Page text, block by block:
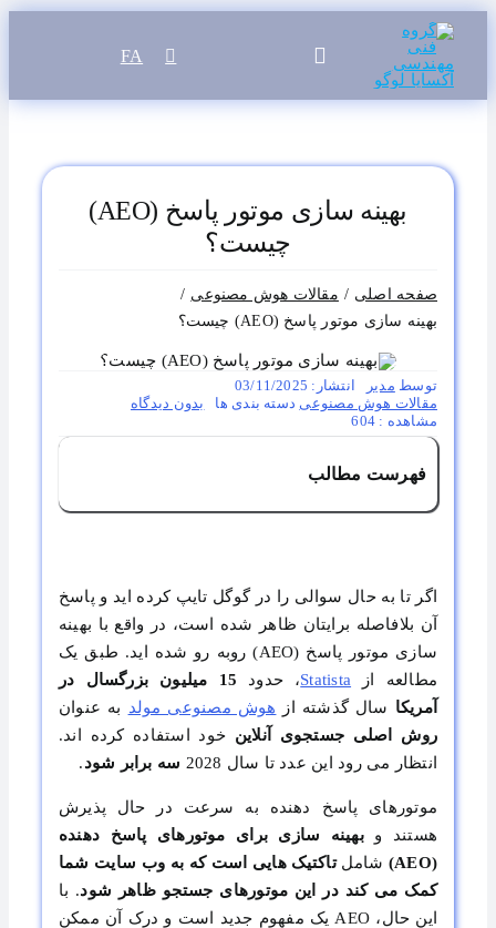
محتوا
Toggle
FA
بهینه سازی موتور پاسخ (AEO)
چیست؟
صفحه اصلی
مقالات هوش مصنوعی
بهینه سازی موتور پاسخ (AEO) چیست؟
توسط مدیر
انتشار: 03/11/2025
مقالات هوش مصنوعی دسته بندی ها بدون ديدگاه
سازی
چیست؟
مشاهده : 604
فهرست مطالب
اگر تا به حال سوالی را در گوگل تایپ کرده اید و پاسخ
آن بلافاصله برایتان ظاهر شده است، در واقع با بهینه
سازی موتور پاسخ (AEO) روبه رو شده اید. طبق یک
مطالعه از Statista، حدود
15 میلیون بزرگسال در
آمریکا سال گذشته از هوش مصنوعی مولد به عنوان
روش اصلی جستجوی آنلاین خود استفاده کرده اند.
انتظار می رود این عدد تا سال 2028
سه برابر شود.
موتورهای پاسخ دهنده به سرعت در حال پذیرش
هستند وبهینه سازی برای موتورهای پاسخ دهنده
(AEO)
شاملتاکتیک هایی است که به وب سایت شما
کمک می کند در این موتورهای جستجو ظاهر شود. با
این حال، AEO یک مفهوم جدید است و درک آن ممکن